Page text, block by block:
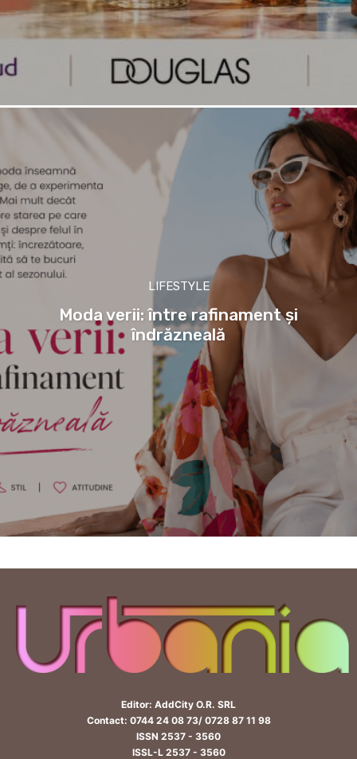
LIFESTYLE
Moda verii: între rafinament și
îndrăzneală
Editor: AddCity O.R. SRL
Contact: 0744 24 08 73/ 0728 87 11 98
ISSN 2537 - 3560
ISSL-L 2537 - 3560